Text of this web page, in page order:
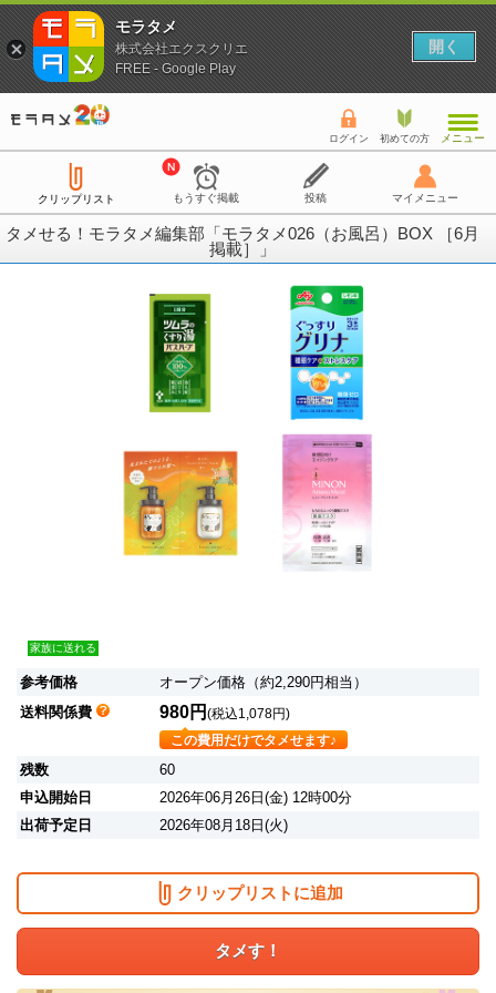
ログイン 初めての方 メニュー
クリップリスト もうすぐ掲載 投稿 マイメニュー
タメせる！モラタメ編集部「モラタメ026（お風呂）BOX ［6月
掲載］」
家族に送れる
参考価格
オープン価格（約2,290円相当）
送料関係費
980円 (税込1,078円)
この費用だけでタメせます♪
残数
60
申込開始日
2026年06月26日(金) 12時00分
出荷予定日
2026年08月18日(火)
クリップリストに追加
タメす！
モラタメ
株式会社エクスクリエ
FREE - Google Play
開く